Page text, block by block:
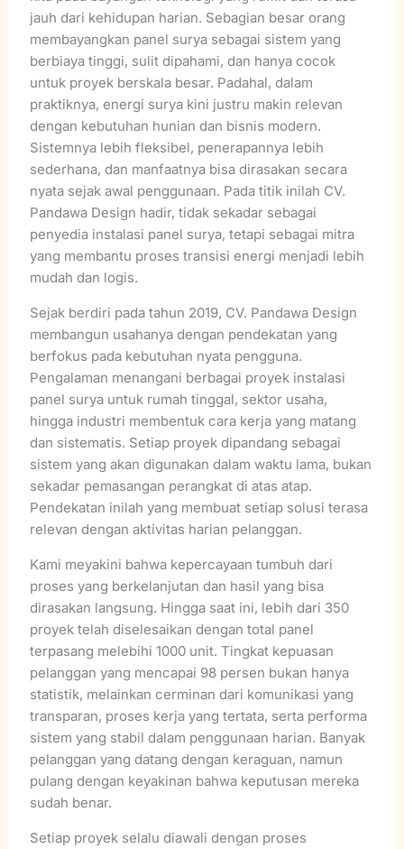
jauh dari kehidupan harian. Sebagian besar orang
membayangkan panel surya sebagai sistem yang
berbiaya tinggi, sulit dipahami, dan hanya cocok
untuk proyek berskala besar. Padahal, dalam
praktiknya, energi surya kini justru makin relevan
dengan kebutuhan hunian dan bisnis modern.
Sistemnya lebih fleksibel, penerapannya lebih
sederhana, dan manfaatnya bisa dirasakan secara
nyata sejak awal penggunaan. Pada titik inilah CV.
Pandawa Design hadir, tidak sekadar sebagai
penyedia instalasi panel surya, tetapi sebagai mitra
yang membantu proses transisi energi menjadi lebih
mudah dan logis.
Sejak berdiri pada tahun 2019, CV. Pandawa Design
membangun usahanya dengan pendekatan yang
berfokus pada kebutuhan nyata pengguna.
Pengalaman menangani berbagai proyek instalasi
panel surya untuk rumah tinggal, sektor usaha,
hingga industri membentuk cara kerja yang matang
dan sistematis. Setiap proyek dipandang sebagai
sistem yang akan digunakan dalam waktu lama, bukan
sekadar pemasangan perangkat di atas atap.
Pendekatan inilah yang membuat setiap solusi terasa
relevan dengan aktivitas harian pelanggan.
Kami meyakini bahwa kepercayaan tumbuh dari
proses yang berkelanjutan dan hasil yang bisa
dirasakan langsung. Hingga saat ini, lebih dari 350
proyek telah diselesaikan dengan total panel
terpasang melebihi 1000 unit. Tingkat kepuasan
pelanggan yang mencapai 98 persen bukan hanya
statistik, melainkan cerminan dari komunikasi yang
transparan, proses kerja yang tertata, serta performa
sistem yang stabil dalam penggunaan harian. Banyak
pelanggan yang datang dengan keraguan, namun
pulang dengan keyakinan bahwa keputusan mereka
sudah benar.
Setiap proyek selalu diawali dengan proses